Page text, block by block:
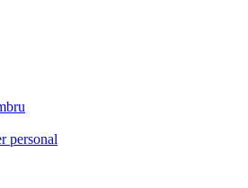
personal